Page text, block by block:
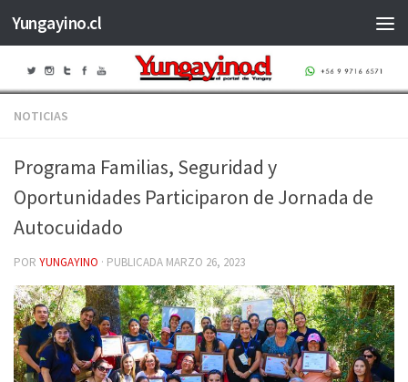
Saltar al contenido
Yungayino.cl
NOTICIAS
Programa Familias, Seguridad y
Oportunidades Participaron de Jornada de
Autocuidado
POR YUNGAYINO · PUBLICADA MARZO 26, 2023